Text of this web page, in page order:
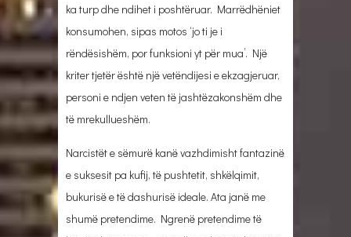
ka turp dhe ndihet i poshtëruar. Marrëdhëniet
konsumohen, sipas motos ‘jo ti je i
rëndësishëm, por funksioni yt për mua’. Një
kriter tjetër është një vetëndijesi e ekzagjeruar,
personi e ndjen veten të jashtëzakonshëm dhe
të mrekullueshëm.
Narcistët e sëmurë kanë vazhdimisht fantazinë
e suksesit pa kufij, të pushtetit, shkëlqimit,
bukurisë e të dashurisë ideale. Ata janë me
shumë pretendime. Ngrenë pretendime të